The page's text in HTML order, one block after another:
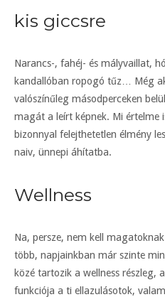
kis giccsre
Narancs-, fahéj- és mályvaillat,
kandallóban ropogó tűz… Még
valószínűleg másodperceken
magát a leírt képnek. Mi értelme
bizonnyal felejthetetlen élmény
naiv, ünnepi áhítatba.
Wellness
Na, persze, nem kell
több, napjainkban már szinte
közé tartozik a wellness részleg,
funkciója a ti ellazulásotok,